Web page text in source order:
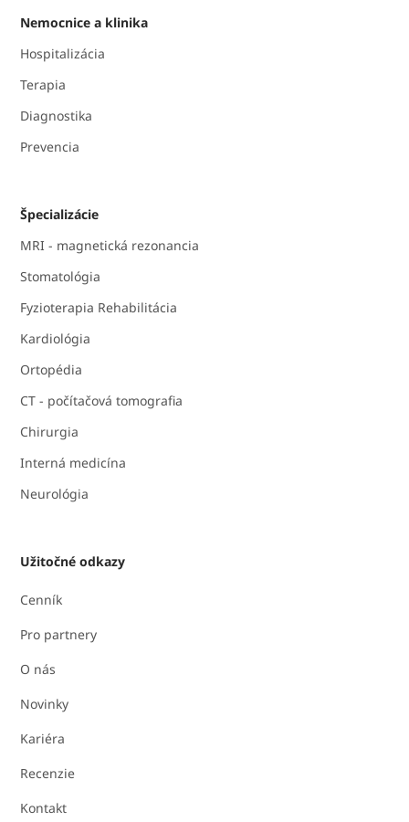
Nemocnice a klinika
Hospitalizácia
Terapia
Diagnostika
Prevencia
Špecializácie
MRI - magnetická rezonancia
Stomatológia
Fyzioterapia Rehabilitácia
Kardiológia
Ortopédia
CT - počítačová tomografia
Chirurgia
Interná medicína
Neurológia
Užitočné odkazy
Cenník
Pro partnery
O nás
Novinky
Kariéra
Recenzie
Kontakt